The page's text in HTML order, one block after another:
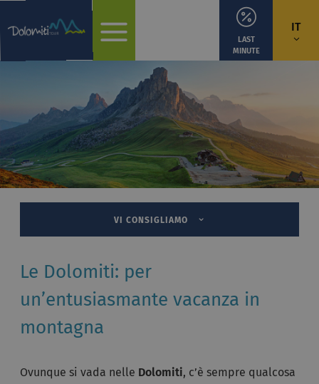
IT
LAST
MINUTE
VI CONSIGLIAMO
Le Dolomiti: per
un’entusiasmante vacanza in
montagna
Ovunque si vada nelle Dolomiti, c’è sempre qualcosa